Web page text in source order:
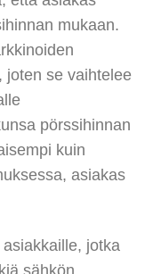
mukaan.
joten se vaihtelee
pörssihinnan
kuin
asiakas
jotka
sähkön